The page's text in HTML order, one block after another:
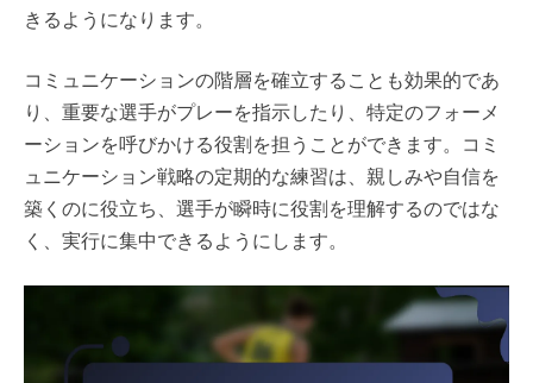
きるようになります。
コミュニケーションの階層を確立することも効果的であ
り、重要な選手がプレーを指示したり、特定のフォーメ
ーションを呼びかける役割を担うことができます。コミ
ュニケーション戦略の定期的な練習は、親しみや自信を
築くのに役立ち、選手が瞬時に役割を理解するのではな
く、実行に集中できるようにします。